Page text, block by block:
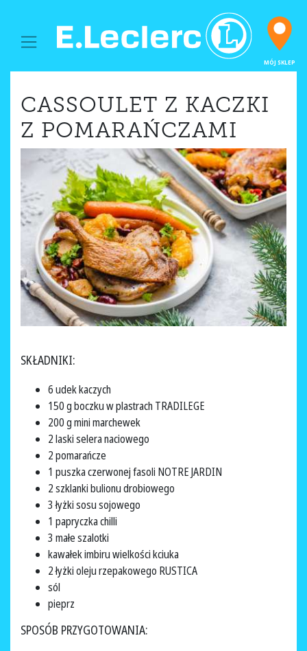
MAIN NAVIGATION
MÓJ SKLEP
CASSOULET Z KACZKI
Z POMARAŃCZAMI
SKŁADNIKI:
6 udek kaczych
150 g boczku w plastrach TRADILEGE
200 g mini marchewek
2 laski selera naciowego
2 pomarańcze
1 puszka czerwonej fasoli NOTRE JARDIN
2 szklanki bulionu drobiowego
3 łyżki sosu sojowego
1 papryczka chilli
3 małe szalotki
kawałek imbiru wielkości kciuka
2 łyżki oleju rzepakowego RUSTICA
sól
pieprz
SPOSÓB PRZYGOTOWANIA: